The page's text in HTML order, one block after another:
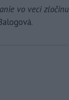
vo veci zločinu